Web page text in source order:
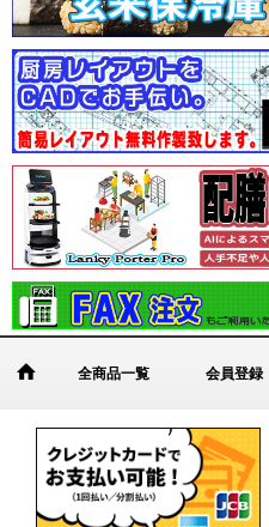
全商品一覧 会員登録